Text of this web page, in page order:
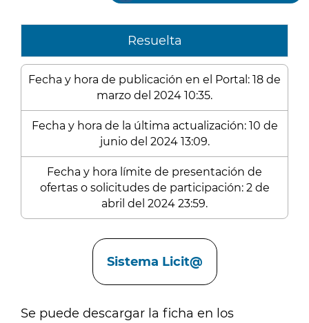
Resuelta
Fecha y hora de publicación en el Portal: 18 de
marzo del 2024 10:35.
Fecha y hora de la última actualización: 10 de
junio del 2024 13:09.
Fecha y hora límite de presentación de
ofertas o solicitudes de participación: 2 de
abril del 2024 23:59.
Sistema Licit@
Se puede descargar la ficha en los